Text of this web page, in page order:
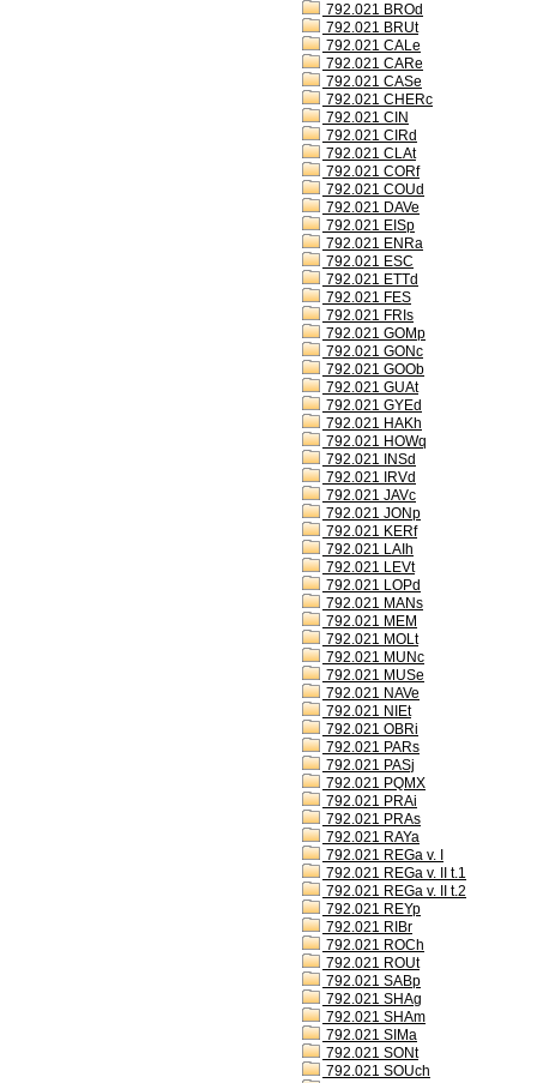
792.021 BROd
792.021 BRUt
792.021 CALe
792.021 CARe
792.021 CASe
792.021 CHERc
792.021 CIN
792.021 CIRd
792.021 CLAt
792.021 CORf
792.021 COUd
792.021 DAVe
792.021 EISp
792.021 ENRa
792.021 ESC
792.021 ETTd
792.021 FES
792.021 FRIs
792.021 GOMp
792.021 GONc
792.021 GOOb
792.021 GUAt
792.021 GYEd
792.021 HAKh
792.021 HOWq
792.021 INSd
792.021 IRVd
792.021 JAVc
792.021 JONp
792.021 KERf
792.021 LAIh
792.021 LEVt
792.021 LOPd
792.021 MANs
792.021 MEM
792.021 MOLt
792.021 MUNc
792.021 MUSe
792.021 NAVe
792.021 NIEt
792.021 OBRi
792.021 PARs
792.021 PASj
792.021 PQMX
792.021 PRAi
792.021 PRAs
792.021 RAYa
792.021 REGa v. I
792.021 REGa v. II t.1
792.021 REGa v. II t.2
792.021 REYp
792.021 RIBr
792.021 ROCh
792.021 ROUt
792.021 SABp
792.021 SHAg
792.021 SHAm
792.021 SIMa
792.021 SONt
792.021 SOUch